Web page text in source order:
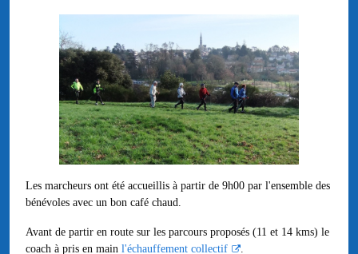
Les marcheurs ont été accueillis à partir de 9h00 par l'ensemble des
bénévoles avec un bon café chaud.
Avant de partir en route sur les parcours proposés (11 et 14 kms) le
coach à pris en main l'échauffement collectif